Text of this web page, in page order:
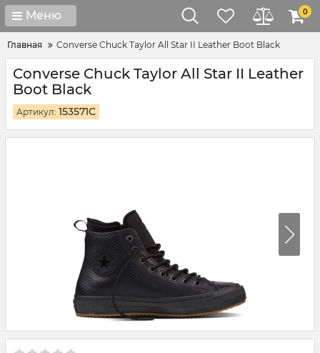
Меню 0
Главная Converse Chuck Taylor All Star II Leather Boot Black
Converse Chuck Taylor All Star II Leather
Boot Black
Артикул: 153571C